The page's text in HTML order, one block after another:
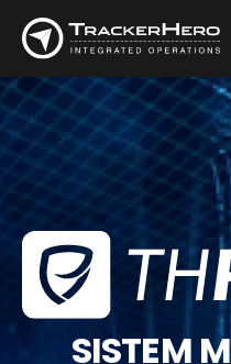
Firma
Solusi
Pelanggan
Berita
Kontak
SISTEM